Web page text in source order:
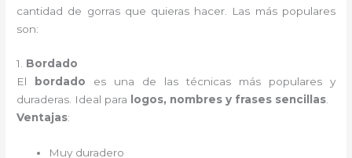
cantidad de gorras que quieras hacer. Las más populares
son:
1. Bordado
El
bordado es una de las técnicas más populares y
duraderas. Ideal para
logos, nombres y frases sencillas.
Ventajas:
Muy duradero